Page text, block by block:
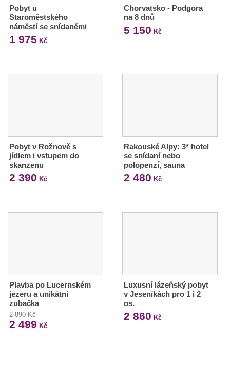
Pobyt u
Staroměstského
náměstí se snídaněmi
1 975 Kč
Chorvatsko - Podgora
na 8 dnů
5 150 Kč
Pobyt v Rožnově s
jídlem i vstupem do
skanzenu
2 390 Kč
Rakouské Alpy: 3* hotel
se snídaní nebo
polopenzí, sauna
2 480 Kč
Plavba po Lucernském
jezeru a unikátní
zubačka
2 890 Kč
2 499 Kč
Luxusní lázeňský pobyt
v Jeseníkách pro 1 i 2
os.
2 860 Kč